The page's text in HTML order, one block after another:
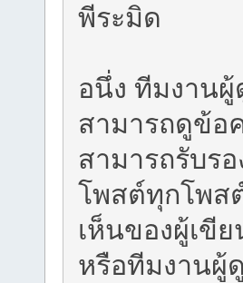
พีระมิด
อนึ่ง ทีมงาน
สามารถดูข้อ
สามารถรับร
โพสต์ทุกโพส
เห็นของผู้เขี
หรือทีมงานผู้